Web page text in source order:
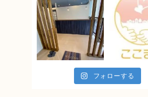
フォローする